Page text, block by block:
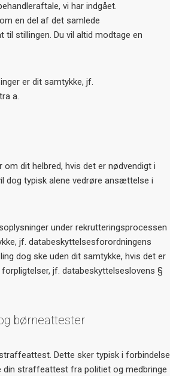
vi har indgået.
en del af det samlede
stillingen. Du vil altid modtage en
er dit samtykke, jf.
a.
dit helbred, hvis det er nødvendigt i
dog typisk alene vedrøre ansættelse i
under rekrutteringsprocessen
jf. databeskyttelsesforordningens
dog ske uden dit samtykke, hvis det er
jf. databeskyttelseslovens §
børneattester
Dette sker typisk i forbindelse
din straffeattest fra politiet og medbringe